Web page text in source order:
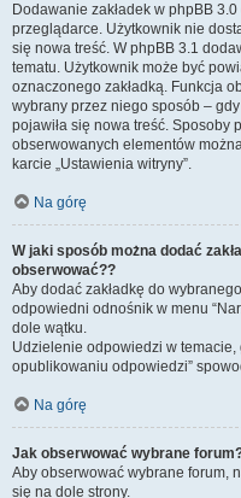
Dodawanie zakładek w phpBB
przeglądarce. Użytkownik nie
się nowa treść. W phpBB 3.1
tematu. Użytkownik może być
oznaczonego zakładką. Funkcja
wybrany przez niego sposób –
pojawiła się nowa treść. Sposoby
obserwowanych elementów
karcie „Ustawienia witryny”.
Na górę
W jaki sposób można dodać
obserwować??
Aby dodać zakładkę do
odpowiedni odnośnik w menu
dole wątku.
Udzielenie odpowiedzi w
opublikowaniu odpowiedzi”
Na górę
Jak obserwować wybrane
Aby obserwować wybrane forum,
się na dole strony.